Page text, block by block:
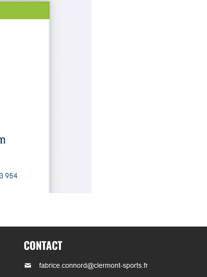
CONTACT
fabrice.connord@clermont-sports.fr